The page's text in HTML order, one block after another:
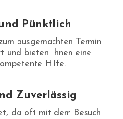
Pünktlich
ausgemachten Termin
und bieten Ihnen eine
Hilfe.
Zuverlässig
da oft mit dem Besuch